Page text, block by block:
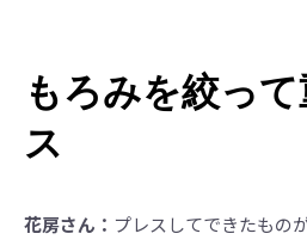
もろみを絞っ
ス
花房さん： プレスしてできたもの